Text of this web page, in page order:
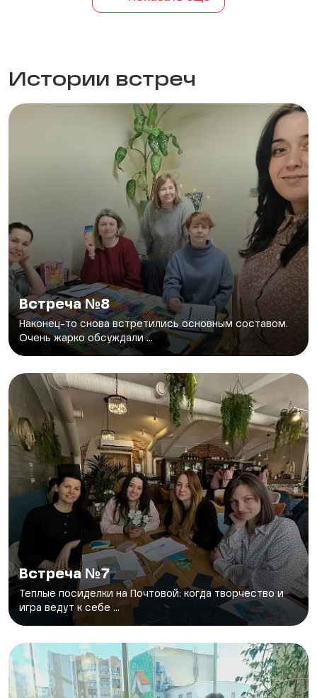
Истории встреч
Встреча №8
Наконец-то снова встретились основным составом.
Очень жарко обсуждали ...
Встреча №7
Теплые посиделки на Почтовой: когда творчество и
игра ведут к себе ...